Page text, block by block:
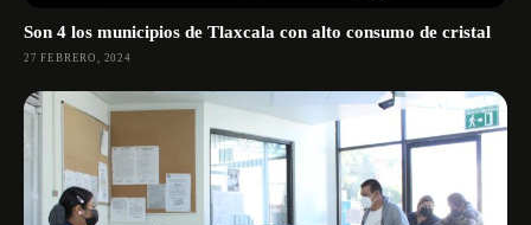
Son 4 los municipios de Tlaxcala con alto consumo de cristal
27 FEBRERO, 2024